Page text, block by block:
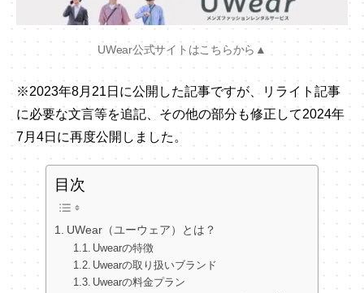
UWear公式サイトはこちらから▲
※2023年8月21日に公開した記事ですが、リライト記事
に必要な文言等を追記、その他の部分も修正して2024年
7月4日に再度公開しました。
目次
UWear（ユーウェア）とは？
Uwearの特徴
Uwearの取り扱いブランド
Uwearの料金プラン